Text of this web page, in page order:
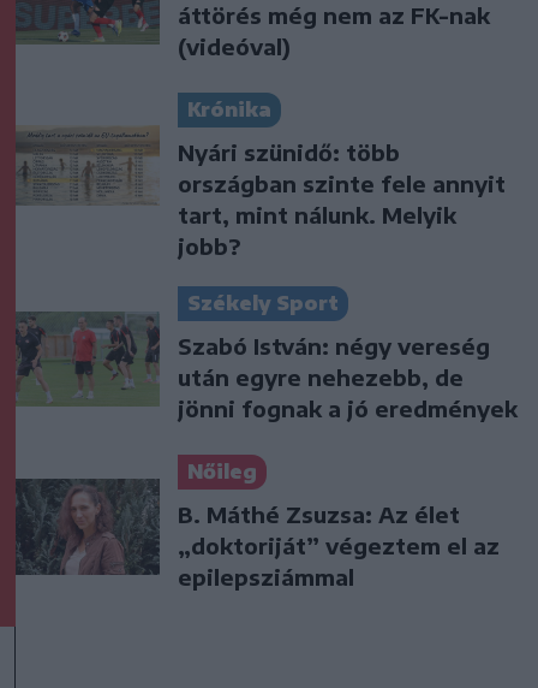
áttörés még nem az FK-nak
(videóval)
Krónika
Nyári szünidő: több
országban szinte fele annyit
tart, mint nálunk. Melyik
jobb?
Székely Sport
Szabó István: négy vereség
után egyre nehezebb, de
jönni fognak a jó eredmények
Nőileg
B. Máthé Zsuzsa: Az élet
„doktoriját” végeztem el az
epilepsziámmal